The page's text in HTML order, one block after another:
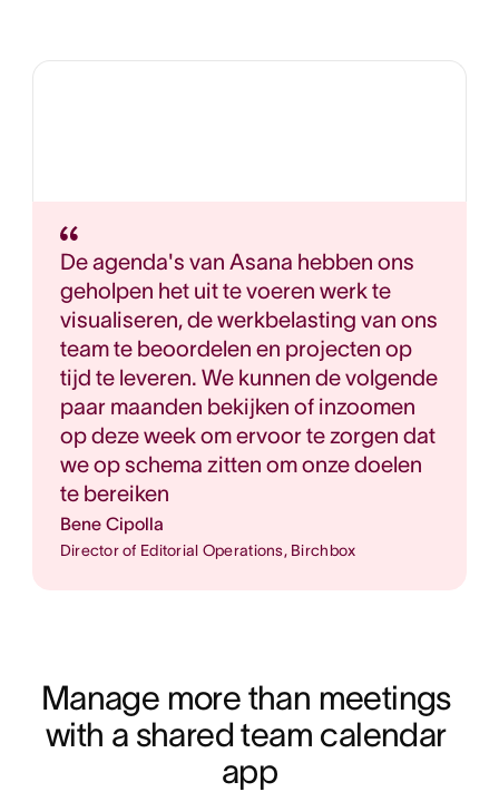
De agenda's van Asana hebben ons
geholpen het uit te voeren werk te
visualiseren, de werkbelasting van ons
team te beoordelen en projecten op
tijd te leveren. We kunnen de volgende
paar maanden bekijken of inzoomen
op deze week om ervoor te zorgen dat
we op schema zitten om onze doelen
te bereiken
Bene Cipolla
Director of Editorial Operations, Birchbox
Manage more than meetings
with a shared team calendar
app